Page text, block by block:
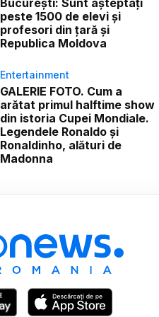
peste 1500 de elevi și
profesori din țară și
Republica Moldova
Entertainment
GALERIE FOTO. Cum a
arătat primul halftime show
din istoria Cupei Mondiale.
Legendele Ronaldo și
Ronaldinho, alături de
Madonna